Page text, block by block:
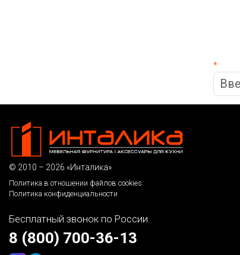
*
© 2010 – 2026 «Инталика»
Политика в отношении файлов cookies
Политика конфиденциальности
Бесплатный звонок по России
8 (800) 700-36-13